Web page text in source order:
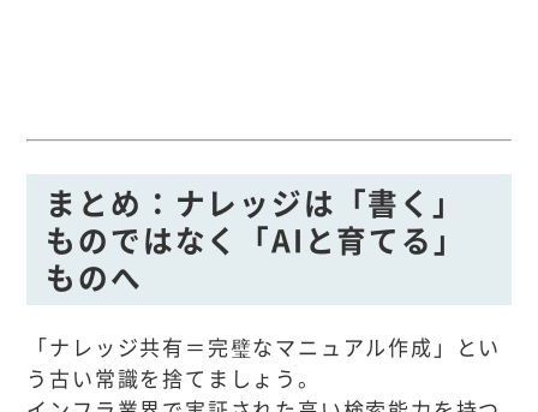
まとめ：ナレッジは「書く」
ものではなく「AIと育てる」
ものへ
「ナレッジ共有＝完璧なマニュアル作成」とい
う古い常識を捨てましょう。